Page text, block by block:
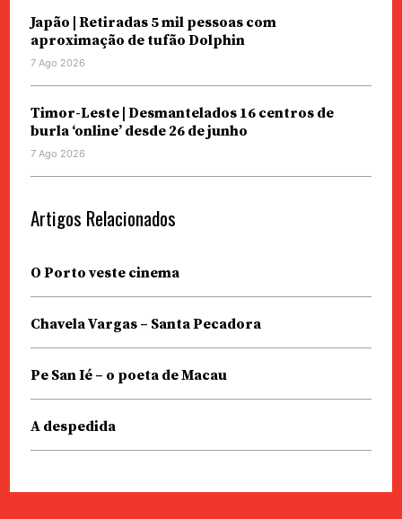
Japão | Retiradas 5 mil pessoas com
aproximação de tufão Dolphin
7 Ago 2026
Timor-Leste | Desmantelados 16 centros de
burla ‘online’ desde 26 de junho
7 Ago 2026
Artigos Relacionados
O Porto veste cinema
Chavela Vargas – Santa Pecadora
Pe San Ié – o poeta de Macau
A despedida